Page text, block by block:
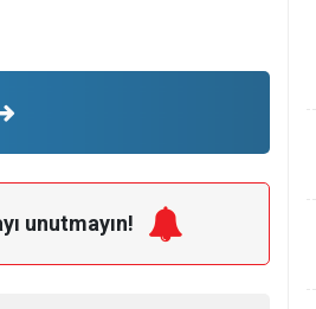
unutmayın!